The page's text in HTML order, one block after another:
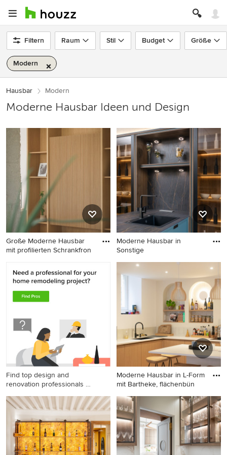
Filtern Raum Stil Budget Größe
Modern
Hausbar Modern
Moderne Hausbar Ideen und Design
Große Moderne Hausbar
mit profilierten Schrankfron
Große Moderne Hausbar mit
profilierten Schrankfronten in
Alicante-Costa Blanca
Moderne Hausbar in
Sonstige
Moderne Hausbar in Sonstige
Find top design and
renovation professionals on
Moderne Hausbar in L-Form
mit Bartheke, flächenbün
Moderne Hausbar in L-Form
mit Bartheke,
flächenbündigen
Schrankfronten, hellen
Holzschränken,